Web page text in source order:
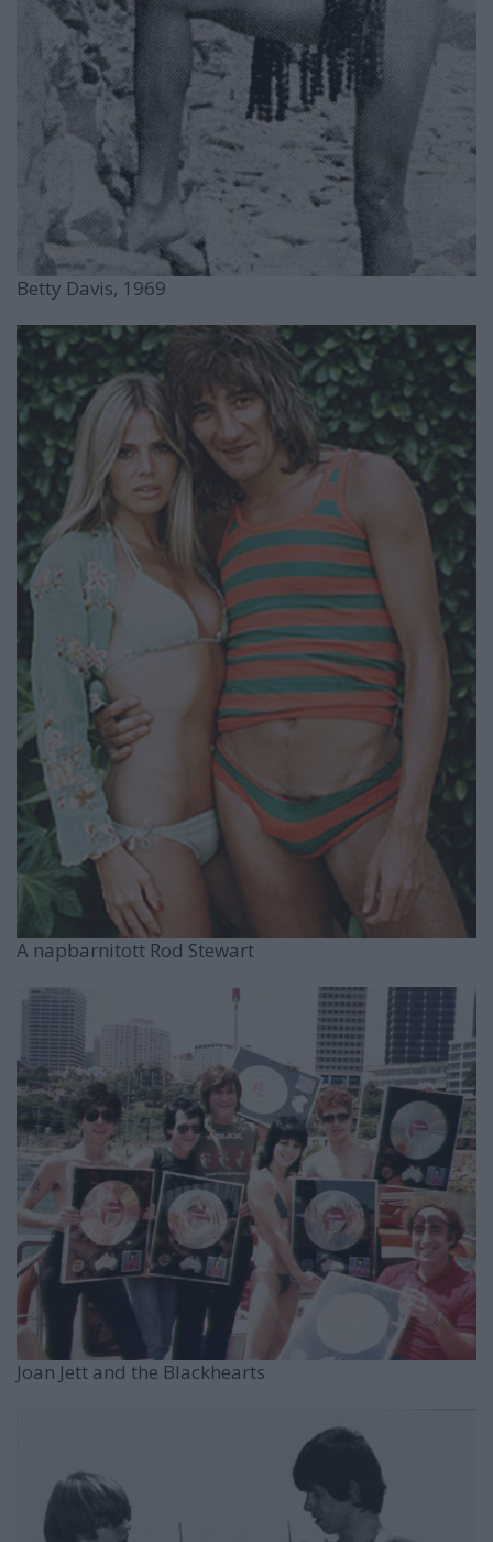
Betty Davis, 1969
A napbarnitott Rod Stewart
Joan Jett and the Blackhearts